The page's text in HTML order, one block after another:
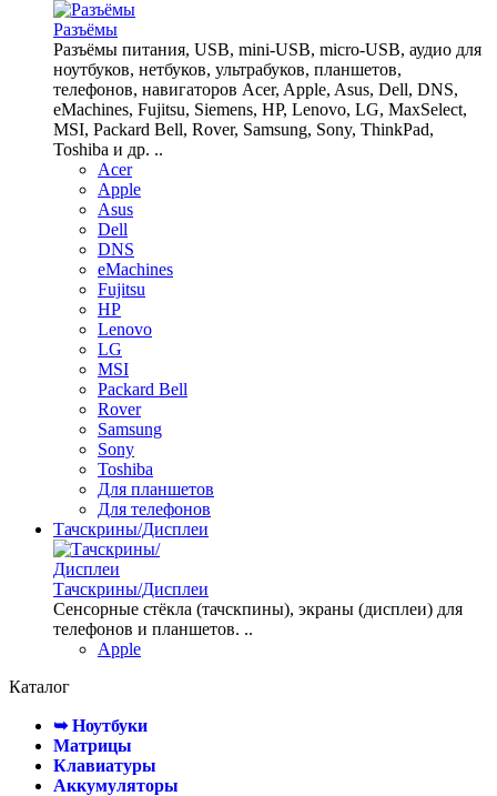
Разъёмы
Разъёмы питания, USB, mini-USB, micro-USB, аудио для
ноутбуков, нетбуков, ультрабуков, планшетов,
телефонов, навигаторов Acer, Apple, Asus, Dell, DNS,
eMachines, Fujitsu, Siemens, HP, Lenovo, LG, MaxSelect,
MSI, Packard Bell, Rover, Samsung, Sony, ThinkPad,
Toshiba и др. ..
Acer
Apple
Asus
Dell
DNS
eMachines
Fujitsu
HP
Lenovo
LG
MSI
Packard Bell
Rover
Samsung
Sony
Toshiba
Для планшетов
Для телефонов
Тачскрины/Дисплеи
Тачскрины/Дисплеи
Сенсорные стёкла (тачскпины), экраны (дисплеи) для
телефонов и планшетов. ..
Apple
Каталог
➥ Ноутбуки
Матрицы
Клавиатуры
Аккумуляторы